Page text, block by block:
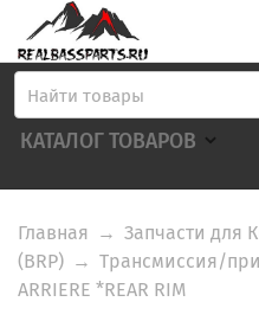
КАТАЛОГ ТОВАРОВ
Главная → Запчасти для
(BRP) → Трансмиссия/
ARRIERE *REAR RIM